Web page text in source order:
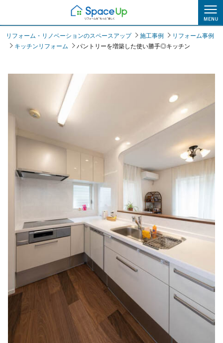
施工事例
リフォーム・リノベーションのスペースアップ 施工事例
リフォーム事例
キッチンリフォーム
パントリーを増築した使い勝手◎キッチン